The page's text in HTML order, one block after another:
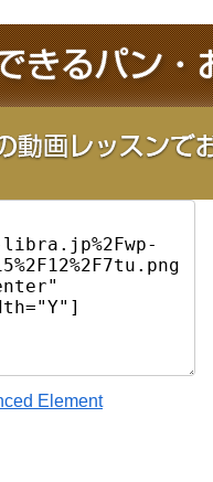
Element